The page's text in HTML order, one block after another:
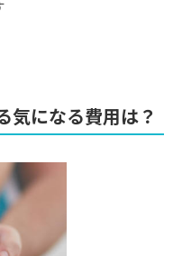
気になる費用は？